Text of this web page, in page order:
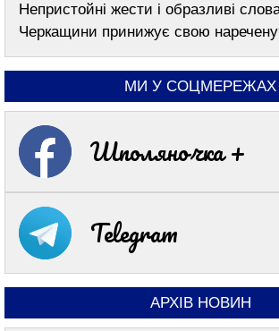
Непристойні жести і образливі
Черкащини принижує свою
МИ У СОЦМЕРЕЖАХ
Шполяночка +
Telegram
АРХІВ НОВИН